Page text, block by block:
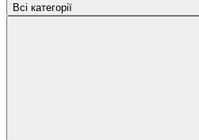
Всі категорії